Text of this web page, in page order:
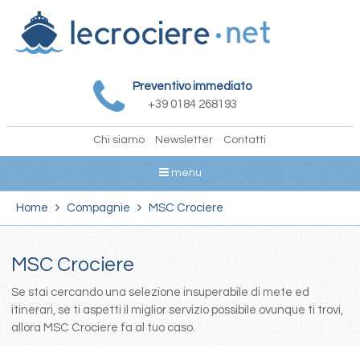
Preventivo immediato
+39 0184 268193
Chi siamo Newsletter Contatti
menu
Home Compagnie MSC Crociere
MSC Crociere
Se stai cercando una selezione insuperabile di mete ed
itinerari, se ti aspetti il miglior servizio possibile ovunque ti trovi,
allora MSC Crociere fa al tuo caso.